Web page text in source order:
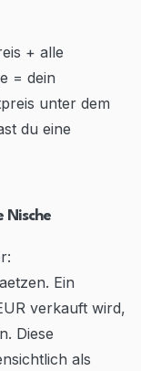
+ alle
= dein
unter dem
du eine
Nische
Ein
verkauft wird,
Diese
als